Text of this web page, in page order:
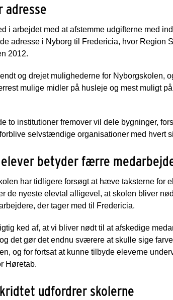
adresse
i arbejdet med at afstemme udgifterne med
adresse i Nyborg til Fredericia, hvor Region
2012.
og drejet mulighederne for Nyborgskolen,
mulige midler på husleje og mest muligt
to institutioner fremover vil dele bygninger,
selvstændige organisationer med hvert
betyder færre
har tidligere forsøgt at hæve taksterne for
de nyeste elevtal alligevel, at skolen bliver
der tager med til Fredericia.
ked af, at vi bliver nødt til at afskedige
det gør det endnu sværere at skulle sige
og for fortsat at kunne tilbyde eleverne
Høretab.
udfordrer skolerne